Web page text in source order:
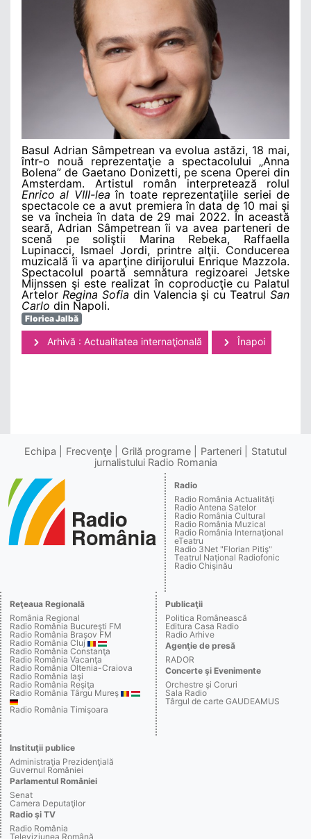
Basul Adrian Sâmpetrean va evolua astăzi, 18 mai,
într-o nouă reprezentaţie a spectacolului „Anna
Bolena” de Gaetano Donizetti, pe scena Operei din
Amsterdam. Artistul român interpretează rolul
Enrico al VIII-lea în toate reprezentaţiile seriei de
spectacole ce a avut premiera în data de 10 mai şi
se va încheia în data de 29 mai 2022. În această
seară, Adrian Sâmpetrean îi va avea parteneri de
scenă pe soliştii Marina Rebeka, Raffaella
Lupinacci, Ismael Jordi, printre alţii. Conducerea
muzicală îi va aparţine dirijorului Enrique Mazzola.
Spectacolul poartă semnătura regizoarei Jetske
Mijnssen şi este realizat în coproducţie cu Palatul
Artelor Regina Sofia din Valencia şi cu Teatrul San
Carlo din Napoli.
Florica Jalbă
Arhivă : Actualitatea internaţională Înapoi
Echipa Frecvenţe Grilă programe Parteneri
Statutul
jurnalistului Radio Romania
Radio
Radio România Actualităţi
Radio Antena Satelor
Radio România Cultural
Radio România Muzical
Radio România Internaţional
eTeatru
Radio 3Net "Florian Pitiş"
Teatrul Naţional Radiofonic
Radio Chişinău
Reţeaua Regională
România Regional
Radio România Bucureşti FM
Radio România Braşov FM
Radio România Cluj
Radio România Constanţa
Radio România Vacanţa
Radio România Oltenia-Craiova
Radio România Iaşi
Radio România Reşiţa
Radio România Târgu Mureş
Radio România Timişoara
Publicaţii
Politica Românească
Editura Casa Radio
Radio Arhive
Agenţie de presă
RADOR
Concerte şi Evenimente
Orchestre şi Coruri
Sala Radio
Târgul de carte GAUDEAMUS
Instituţii publice
Administraţia Prezidenţială
Guvernul României
Parlamentul României
Senat
Camera Deputaţilor
Radio şi TV
Radio România
Televiziunea Română